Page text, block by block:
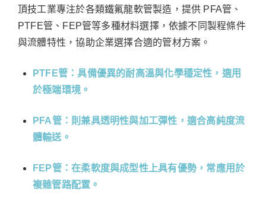
頂技工業專注於各類鐵氟龍軟管製造，提供 PFA管、
PTFE管、FEP管等多種材料選擇，依據不同製程條件
與流體特性，協助企業選擇合適的管材方案。
PTFE管：具備優異的耐高溫與化學穩定性，適用
於極端環境。
PFA管： 則兼具透明性與加工彈性，適合高純度流
體輸送。
FEP管：在柔軟度與成型性上具有優勢，常應用於
複雜管路配置。